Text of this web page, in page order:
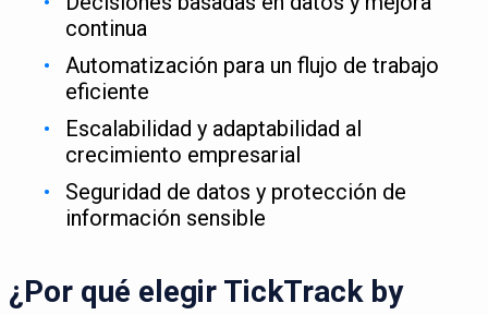
continua
Automatización para un flujo de trabajo
eficiente
Escalabilidad y adaptabilidad al
crecimiento empresarial
Seguridad de datos y protección de
información sensible
¿Por qué elegir TickTrack by